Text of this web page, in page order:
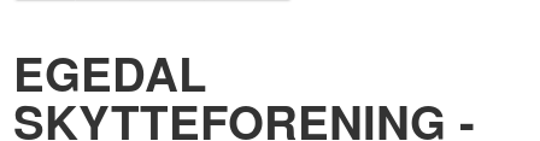
EGEDAL
SKYTTEFORENING -